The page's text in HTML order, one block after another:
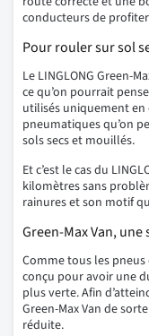
conducteurs de
Pour rouler sur sol
Le LINGLONG Green-
ce qu’on pourrait
utilisés uniquement
pneumatiques qu’on
sols secs et mouillés.
Et c’est le cas du
kilomètres sans
rainures et son motif
Green-Max Van,
Comme tous les pneus
conçu pour avoir une
plus verte. Afin
Green-Max Van de
réduite.